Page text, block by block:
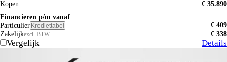
Kopen
€ 35.890
Financieren p/m vanaf
Particulier Krediettabel
€ 409
Zakelijkexcl. BTW € 338
Vergelijk Details